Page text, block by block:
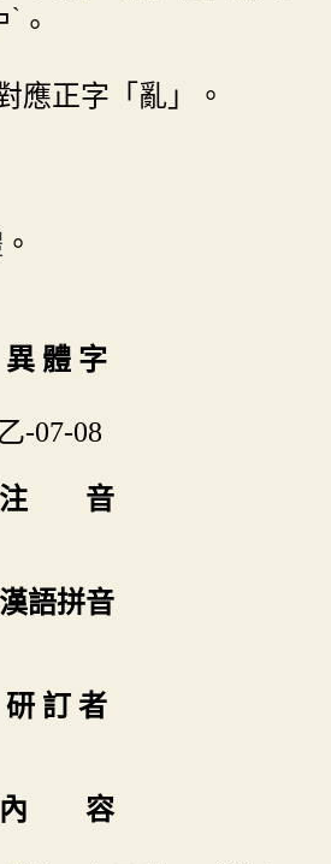
ˋ 。
應正字「亂」。
。
異 體 字
乙-07-08
注 音
漢語拼音
研 訂 者
內 容